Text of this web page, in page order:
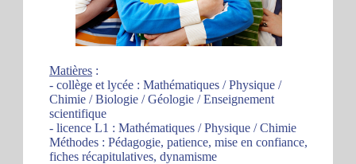
Matières :
- collège et lycée : Mathématiques / Physique /
Chimie / Biologie / Géologie / Enseignement
scientifique
- licence L1 : Mathématiques / Physique / Chimie
Méthodes : Pédagogie, patience, mise en confiance,
fiches récapitulatives, dynamisme